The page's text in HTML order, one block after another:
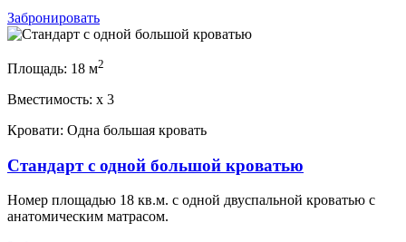
Забронировать
Площадь: 18 м2
Вместимость: x 3
Кровати: Одна большая кровать
Стандарт с одной большой кроватью
Номер площадью 18 кв.м. с одной двуспальной кроватью с
анатомическим матрасом.